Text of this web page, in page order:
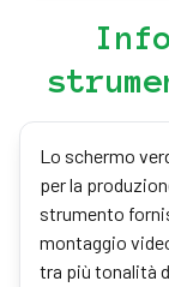
Lo schermo
per la
strumento
montaggio
tra più tonalità